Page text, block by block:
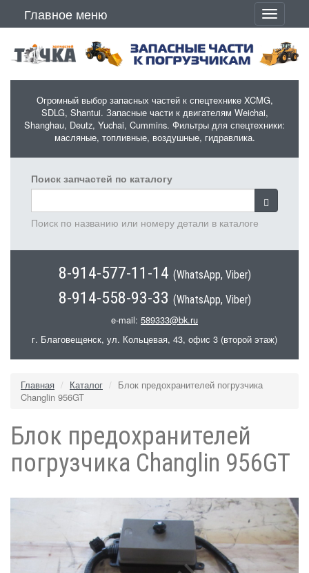
Главное меню
Toggle
Огромный выбор запасных частей к спецтехнике XCMG,
SDLG, Shantui. Запасные части к двигателям Weichai,
Shanghau, Deutz, Yuchai, Cummins. Фильтры для спецтехники:
масляные, топливные, воздушные, гидравлика.
Поиск запчастей по каталогу
Поиск по названию или номеру детали в каталоге
8-914-577-11-14 (WhatsApp, Viber)
8-914-558-93-33 (WhatsApp, Viber)
e-mail: 589333@bk.ru
г. Благовещенск, ул. Кольцевая, 43, офис 3 (второй этаж)
Главная Каталог
Блок предохранителей погрузчика
Changlin 956GT
Блок предохранителей
погрузчика Changlin 956GT